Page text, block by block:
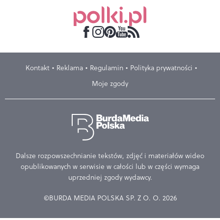
Kontakt Reklama Regulamin
Polityka prywatności
Moje zgody
Dalsze rozpowszechnianie tekstów, zdjęć i materiałów wideo
opublikowanych w serwisie w całości lub w części wymaga
uprzedniej zgody wydawcy.
©BURDA MEDIA POLSKA SP. Z O. O. 2026